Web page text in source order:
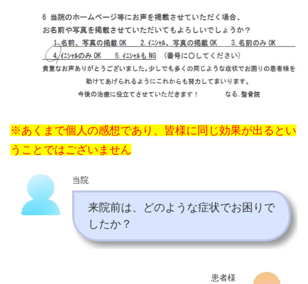
※あくまで個人の感想であり、皆様に同じ効果が出るとい
うことではございません
当院
来院前は、どのような症状でお困りで
したか？
患者様